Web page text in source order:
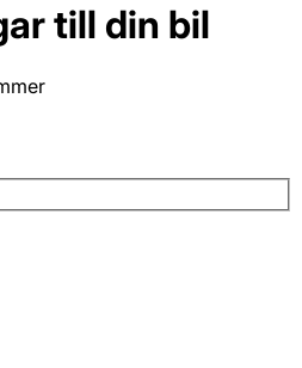
till din bil